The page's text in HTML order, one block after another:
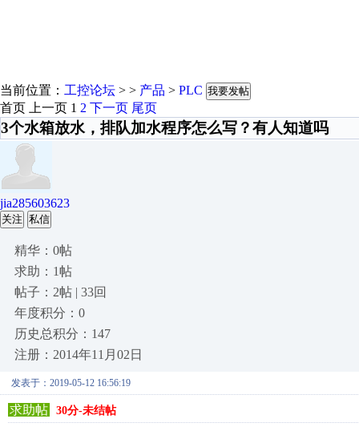
当前位置： 工控论坛 > > 产品 > PLC 我要发帖
首页 上一页 1 2 下一页 尾页
3个水箱放水，排队加水程序怎么写？有人知道吗
jia285603623
关注 私信
精华：0帖
求助：1帖
帖子：2帖 | 33回
年度积分：0
历史总积分：147
注册：2014年11月02日
发表于：2019-05-12 16:56:19
求助帖 30分-未结帖